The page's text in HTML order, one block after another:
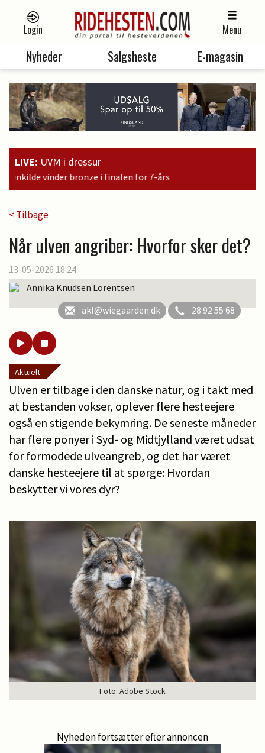
Login Menu
Nyheder Salgsheste E-magasin
LIVE: UVM i dressur
års
< Tilbage
Når ulven angriber: Hvorfor sker det?
13-05-2026 18:24
Annika Knudsen Lorentsen
akl@wiegaarden.dk
28 92 55 68
Aktuelt
Ulven er tilbage i den danske natur, og i takt med
at bestanden vokser, oplever flere hesteejere
også en stigende bekymring. De seneste måneder
har flere ponyer i Syd- og Midtjylland været udsat
for formodede ulveangreb, og det har været
danske hesteejere til at spørge: Hvordan
beskytter vi vores dyr?
Foto: Adobe Stock
Nyheden fortsætter efter annoncen